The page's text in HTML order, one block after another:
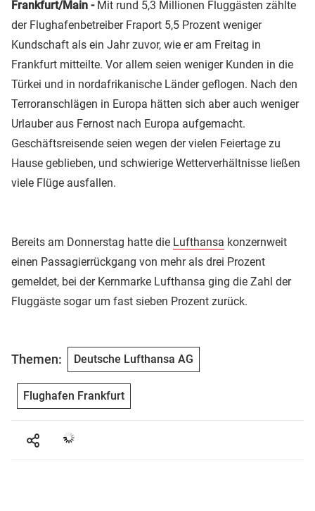
Frankfurt/Main -Mit rund 5,3 Millionen Fluggästen zählte
der Flughafenbetreiber Fraport 5,5 Prozent weniger
Kundschaft als ein Jahr zuvor, wie er am Freitag in
Frankfurt mitteilte. Vor allem seien weniger Kunden in die
Türkei und in nordafrikanische Länder geflogen. Nach den
Terroranschlägen in Europa hätten sich aber auch weniger
Urlauber aus Fernost nach Europa aufgemacht.
Geschäftsreisende seien wegen der vielen Feiertage zu
Hause geblieben, und schwierige Wetterverhältnisse ließen
viele Flüge ausfallen.
Bereits am Donnerstag hatte die Lufthansa konzernweit
einen Passagierrückgang von mehr als drei Prozent
gemeldet, bei der Kernmarke Lufthansa ging die Zahl der
Fluggäste sogar um fast sieben Prozent zurück.
Themen: Deutsche Lufthansa AG
Flughafen Frankfurt